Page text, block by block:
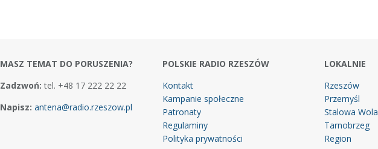
MASZ TEMAT DO PORUSZENIA?
Zadzwoń: tel. +48 17 222 22 22
Napisz: antena@radio.rzeszow.pl
POLSKIE RADIO RZESZÓW
Kontakt
Kampanie społeczne
Patronaty
Regulaminy
Polityka prywatności
LOKALNIE
Rzeszów
Przemyśl
Stalowa Wola
Tarnobrzeg
Region